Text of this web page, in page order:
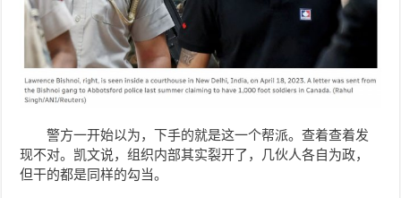
警方一开始以为，下手的就是这一个帮派。查着查着发
现不对。凯文说，组织内部其实裂开了，几伙人各自为政，
但干的都是同样的勾当。